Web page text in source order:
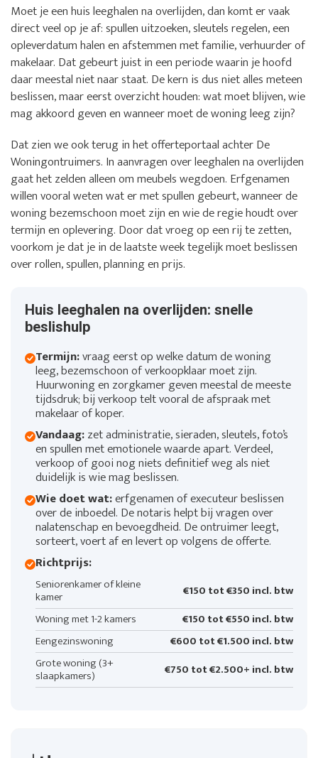
Moet je een huis leeghalen na overlijden, dan komt er vaak
direct veel op je af: spullen uitzoeken, sleutels regelen, een
opleverdatum halen en afstemmen met familie, verhuurder of
makelaar. Dat gebeurt juist in een periode waarin je hoofd
daar meestal niet naar staat. De kern is dus niet alles meteen
beslissen, maar eerst overzicht houden: wat moet blijven, wie
mag akkoord geven en wanneer moet de woning leeg zijn?
Dat zien we ook terug in het offerteportaal achter De
Woningontruimers. In aanvragen over leeghalen na overlijden
gaat het zelden alleen om meubels wegdoen. Erfgenamen
willen vooral weten wat er met spullen gebeurt, wanneer de
woning bezemschoon moet zijn en wie de regie houdt over
termijn en oplevering. Door dat vroeg op een rij te zetten,
voorkom je dat je in de laatste week tegelijk moet beslissen
over rollen, spullen, planning en prijs.
Huis leeghalen na overlijden: snelle
beslishulp
Termijn:vraag eerst op welke datum de woning
leeg, bezemschoon of verkoopklaar moet zijn.
Huurwoning en zorgkamer geven meestal de meeste
tijdsdruk; bij verkoop telt vooral de afspraak met
makelaar of koper.
Vandaag:zet administratie, sieraden, sleutels, foto’s
en spullen met emotionele waarde apart. Verdeel,
verkoop of gooi nog niets definitief weg als niet
duidelijk is wie mag beslissen.
Wie doet wat:erfgenamen of executeur beslissen
over de inboedel. De notaris helpt bij vragen over
nalatenschap en bevoegdheid. De ontruimer leegt,
sorteert, voert af en levert op volgens de offerte.
Richtprijs:
Seniorenkamer of kleine
kamer
€150 tot €350 incl. btw
Woning met 1-2 kamers
€150 tot €550 incl. btw
Eengezinswoning
€600 tot €1.500 incl. btw
Grote woning (3+
slaapkamers) €750 tot €2.500+ incl. btw